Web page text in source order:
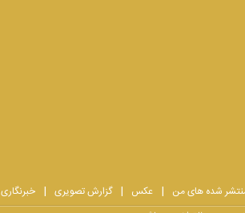
شده های من عکس گزارش تصویری خبرنگاری